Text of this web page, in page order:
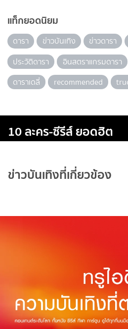
แท็กยอดนิยม
ดารา ข่าวบันเทิง ข่าวดารา
ประวัติดารา
อินสตราแกรมดารา
ดาราเดลี่
recommended
10 ละคร-ซีรีส์ ยอดฮิต
ข่าวบันเทิงที่เกี่ยวข้อง